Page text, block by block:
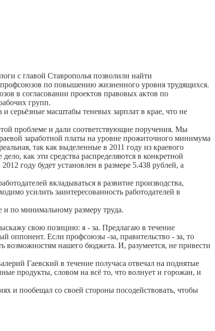
с главой Ставрополья позволили найти
по повышению жизненного уровня трудящихся.
в согласовании проектов правовых актов по
групп.
серьёзные масштабы теневых зарплат в крае, что не
проблеме и дали соответствующие поручения. Мы
заработной платы на уровне прожиточного минимума
так как выделенные в 2011 году из краевого
как эти средства распределяются в конкретной
году будет установлен в размере 5.438 рублей, а
вкладываться в развитие производства,
усилить заинтересованность работодателей в
и по минимальному размеру труда.
свою позицию: я - за. Предлагаю в течение
оппонент. Если профсоюзы -за, правительство - за, то
возможностям нашего бюджета. И, разумеется, не привести
Гаевский в течение получаса отвечал на поднятые
продукты, словом на всё то, что волнует и горожан, и
и пообещал со своей стороны посодействовать, чтобы